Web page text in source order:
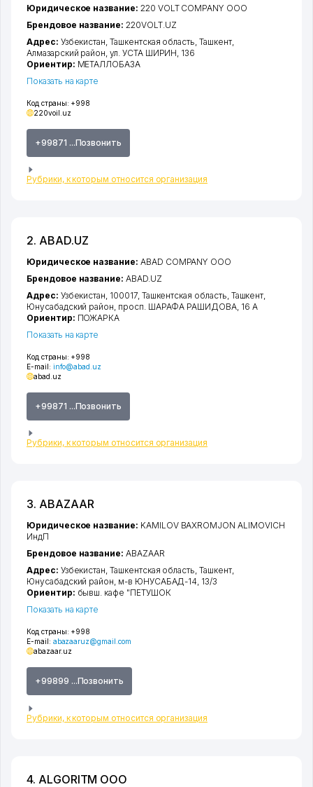
Код страны: +998
220voil.uz
+99871 ...Позвонить
Рубрики, к которым относится организация
Юридическое название: 220 VOLT COMPANY ООО
Брендовое название: 220VOLT.UZ
Адрес: Узбекистан,Ташкентская область ,Ташкент,
Алмазарский район ,ул. УСТА ШИРИН , 136
Ориентир: МЕТАЛЛОБАЗА
Показать на карте
2. ABAD.UZ
Код страны: +998
E-mail: info@abad.uz
abad.uz
+99871 ...Позвонить
Рубрики, к которым относится организация
Юридическое название: ABAD COMPANY ООО
Брендовое название: ABAD.UZ
Адрес: Узбекистан, 100017, Ташкентская область, Ташкент,
Юнусабадский район, просп. ШАРАФА РАШИДОВА, 16 А
Ориентир: ПОЖАРКА
Показать на карте
3. ABAZAAR
Код страны: +998
E-mail: abazaaruz@gmail.com
abazaar.uz
+99899 ...Позвонить
Рубрики, к которым относится организация
Юридическое название: KAMILOV BAXROMJON ALIMOVICH
ИндП
Брендовое название: ABAZAAR
Адрес: Узбекистан,Ташкентская область,Ташкент,
Юнусабадский район, м-в ЮНУСАБАД-14, 13/3
Ориентир: бывш. кафе "ПЕТУШОК
Показать на карте
4. ALGORITM ООО